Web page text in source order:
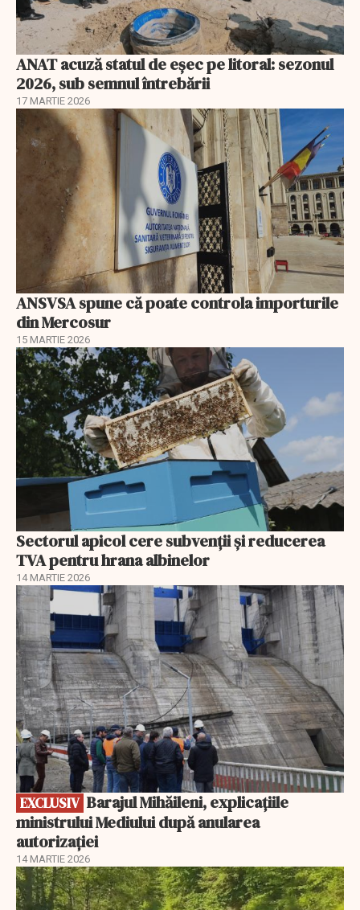
ANAT acuză statul de eșec pe litoral: sezonul
2026, sub semnul întrebării
17 MARTIE 2026
ANSVSA spune că poate controla importurile
din Mercosur
15 MARTIE 2026
Sectorul apicol cere subvenții și reducerea
TVA pentru hrana albinelor
14 MARTIE 2026
EXCLUSIV
EXCLUSIV
ministrului Mediului după anularea
autorizației
14 MARTIE 2026
EXCLUSIV